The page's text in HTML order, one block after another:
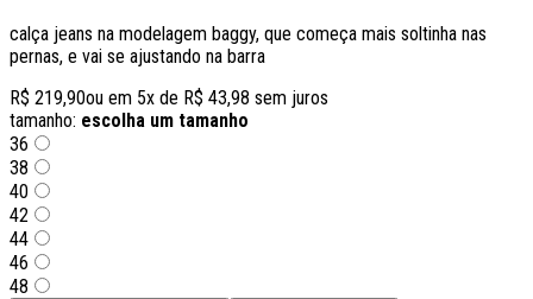
calça jeans na modelagem baggy, que começa mais soltinha nas
pernas, e vai se ajustando na barra
R$ 219,90ou em 5x de R$ 43,98 sem juros
tamanho: escolha um tamanho
36
38
40
42
44
46
48